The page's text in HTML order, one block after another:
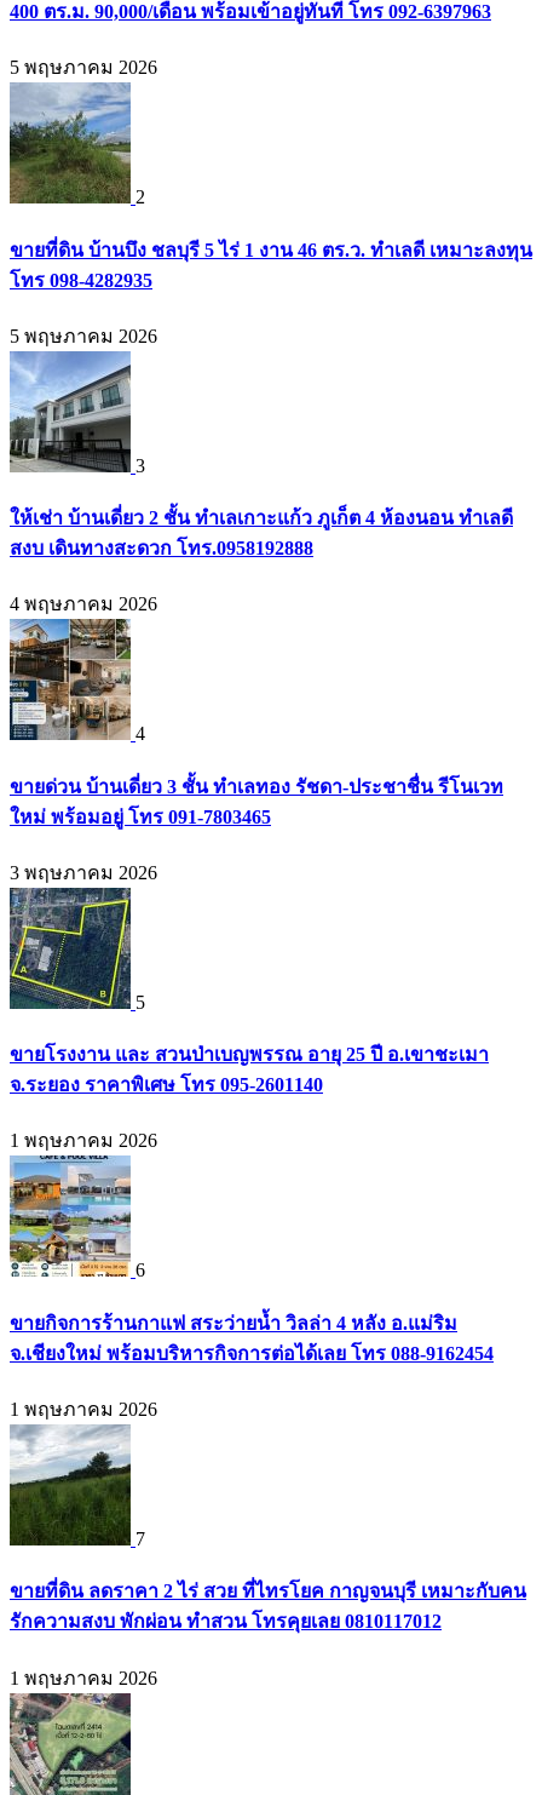
400 ตร.ม. 90,000/เดือน พร้อมเข้าอยู่ทันที โทร 092-6397963
5 พฤษภาคม 2026
2
ขายที่ดิน บ้านบึง ชลบุรี 5 ไร่ 1 งาน 46 ตร.ว. ทำเลดี เหมาะลงทุน
โทร 098-4282935
5 พฤษภาคม 2026
3
ให้เช่า บ้านเดี่ยว 2 ชั้น ทำเลเกาะแก้ว ภูเก็ต 4 ห้องนอน ทำเลดี
สงบ เดินทางสะดวก โทร.0958192888
4 พฤษภาคม 2026
4
ขายด่วน บ้านเดี่ยว 3 ชั้น ทำเลทอง รัชดา-ประชาชื่น รีโนเวท
ใหม่ พร้อมอยู่ โทร 091-7803465
3 พฤษภาคม 2026
5
ขายโรงงาน และ สวนป่าเบญพรรณ อายุ 25 ปี อ.เขาชะเมา
จ.ระยอง ราคาพิเศษ โทร 095-2601140
1 พฤษภาคม 2026
6
ขายกิจการร้านกาแฟ สระว่ายน้ำ วิลล่า 4 หลัง อ.แม่ริม
จ.เชียงใหม่ พร้อมบริหารกิจการต่อได้เลย โทร 088-9162454
1 พฤษภาคม 2026
7
ขายที่ดิน ลดราคา 2 ไร่ สวย ที่ไทรโยค กาญจนบุรี เหมาะกับคน
รักความสงบ พักผ่อน ทำสวน โทรคุยเลย 0810117012
1 พฤษภาคม 2026